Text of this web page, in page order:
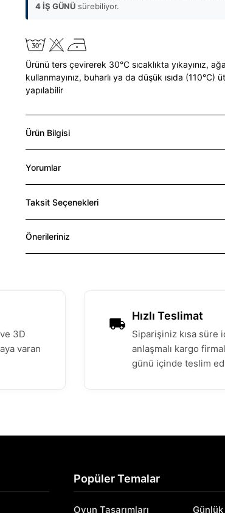
4 İŞ GÜNÜ sürebiliyor.
Ürünü ters çevirerek 30°C sıcaklıkta yıkayınız,
kullanmayınız, buharlı ya da düşük ısıda (110°C)
yapılabilir
Ürün Bilgisi
Yorumlar
Taksit Seçenekleri
Önerileriniz
3D
varan
Hızlı Teslimat
Siparişiniz kısa süre
anlaşmalı kargo
günü içinde teslim
Popüler Temalar
Oyun Tasarımları